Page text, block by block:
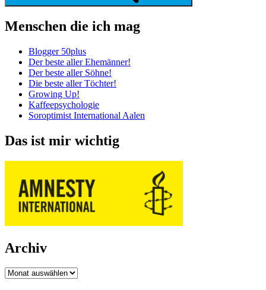
Menschen die ich mag
Blogger 50plus
Der beste aller Ehemänner!
Der beste aller Söhne!
Die beste aller Töchter!
Growing Up!
Kaffeepsychologie
Soroptimist International Aalen
Das ist mir wichtig
Archiv
Archiv